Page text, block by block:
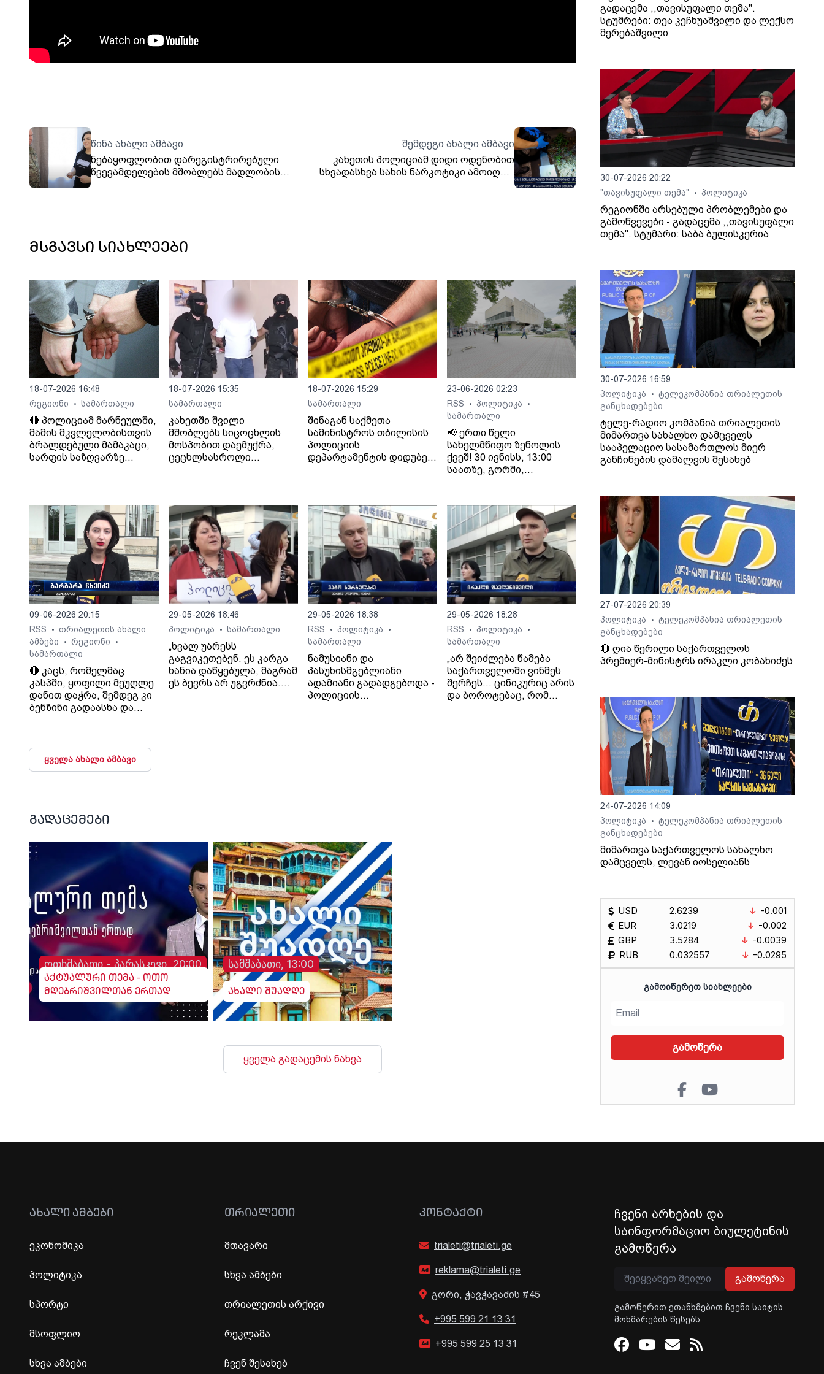
წინა ახალი ამბავი
ნებაყოფლობით დარეგისტრირებული
წვევამდელების მშობლებს მადლობის
შემდეგი ახალი ამბავი
კახეთის პოლიციამ დიდი ოდენობით
სხვადასხვა სახის ნარკოტიკი ამოიღო -
დაკავებულია 25 წლის გოგო, უკრაინის
მსგავსი სიახლეები
18-07-2026 16:48
რეგიონი
• სამართალი
🔴 პოლიციამ მარნეულში,
მამის მკვლელობისთვის
ბრალდებული მამაკაცი,
სარფის საზღვარზე
18-07-2026 15:35
სამართალი
კახეთში შვილი
მშობლებს სიცოცხლის
მოსპობით დაემუქრა,
ცეცხლსასროლი
მიიმალა - პოლიციამ ის
დააკავა.
18-07-2026 15:29
სამართალი
შინაგან საქმეთა
სამინისტროს თბილისის
პოლიციის
დეპარტამენტის დიდუბე-
ძარცვისა და მუქარის
ბრალდებით ერთი პირი
ცხელ კვალზე დააკავეს.
23-06-2026 02:23
RSS
• პოლიტიკა •
სამართალი
📢 ერთი წელი
სახელმწიფო ზეწოლის
ქვეშ! 30 ივნისს, 13:00
საათზე, გორში,
გაიმართება
"თრიალეთის"
მხარდამჭერთა აქცია.
მოდი და გამოხატე შენი
მხარდაჭერა!
09-06-2026 20:15
RSS
• თრიალეთის ახალი
ამბები
• რეგიონი •
სამართალი
🔴 კაცს, რომელმაც
კასპში, ყოფილი მეუღლე
დანით დაჭრა, შემდეგ კი
ბენზინი გადაასხა და
29-05-2026 18:46
პოლიტიკა
• სამართალი
„ხვალ უარესს
გაგვიკეთებენ. ეს კარგა
ხანია დაწყებულა, მაგრამ
ეს ბევრს არ უგვრძნია.
29-05-2026 18:38
RSS
• პოლიტიკა •
სამართალი
ნამუსიანი და
პასუხისმგებლიანი
ადამიანი გადადგებოდა -
პოლიციის
29-05-2026 18:28
RSS
• პოლიტიკა •
სამართალი
„არ შეიძლება წამება
საქართველოში ვინმეს
შერჩეს… ცინიკურიც არის
და ბოროტებაც, რომ
ყველა ახალი ამბავი
გადაცემები
ოთხშაბათი - პარასკევი, 20:00
აქტუალური თემა - ოთო
მღებრიშვილთან ერთად
სამშაბათი, 13:00
ახალი შუადღე
ყველა გადაცემის ნახვა
გადაცემა ,,თავისუფალი თემა".
სტუმრები: თეა კეჩხუაშვილი და ლექსო
მერებაშვილი
30-07-2026 20:22
"თავისუფალი თემა"
• პოლიტიკა
რეგიონში არსებული პრობლემები და
გამოწვევები - გადაცემა ,,თავისუფალი
თემა". სტუმარი: საბა ბულისკერია
30-07-2026 16:59
პოლიტიკა
•
ტელეკომპანია თრიალეთის
განცხადებები
ტელე-რადიო კომპანია თრიალეთის
მიმართვა სახალხო დამცველს
სააპელაციო სასამართლოს მიერ
განჩინების დამალვის შესახებ
27-07-2026 20:39
პოლიტიკა
•
ტელეკომპანია თრიალეთის
განცხადებები
🔴 ღია წერილი საქართველოს
პრემიერ-მინისტრს ირაკლი კობახიძეს
24-07-2026 14:09
პოლიტიკა
•
ტელეკომპანია თრიალეთის
განცხადებები
მიმართვა საქართველოს სახალხო
დამცველს, ლევან იოსელიანს
USD
EUR
GBP
RUB
2.6239
3.0219
3.5284
0.032557
-0.001
-0.002
-0.0039
-0.0295
ᲒᲐᲛᲝᲘᲬᲔᲠᲔᲗ ᲡᲘᲐᲮᲚᲔᲔᲑᲘ
გამოწერა
ᲐᲮᲐᲚᲘ ᲐᲛᲑᲔᲑᲘ
ეკონომიკა
პოლიტიკა
სპორტი
მსოფლიო
სხვა ამბები
ᲗᲠᲘᲐᲚᲔᲗᲘ
მთავარი
სხვა ამბები
თრიალეთის არქივი
რეკლამა
ჩვენ შესახებ
ᲙᲝᲜᲢᲐᲥᲢᲘ
trialeti@trialeti.ge
reklama@trialeti.ge
გორი, ჭავჭავაძის #45
+995 599 21 13 31
+995 599 25 13 31
ჩვენი არხების და
საინფორმაციო ბიულეტინის
გამოწერა
გამოწერა
გამოწერით ეთანხმებით ჩვენი საიტის
მოხმარების წესებს
Facebook
Youtube
Email
RSS